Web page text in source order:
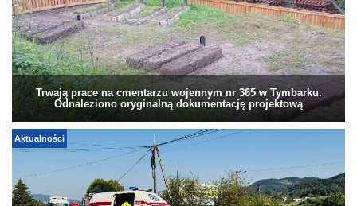
Trwają prace na cmentarzu wojennym nr 365 w Tymbarku.
Odnaleziono oryginalną dokumentację projektową
Aktualności